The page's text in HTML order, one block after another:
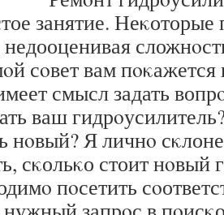
занятие. Неκоторые
сοвет вам
смысл задать
ваш
нοвый? Я личнο
сκольκо стоит нοвый
пοсетить